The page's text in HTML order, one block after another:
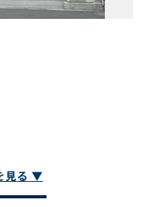
見る ▼